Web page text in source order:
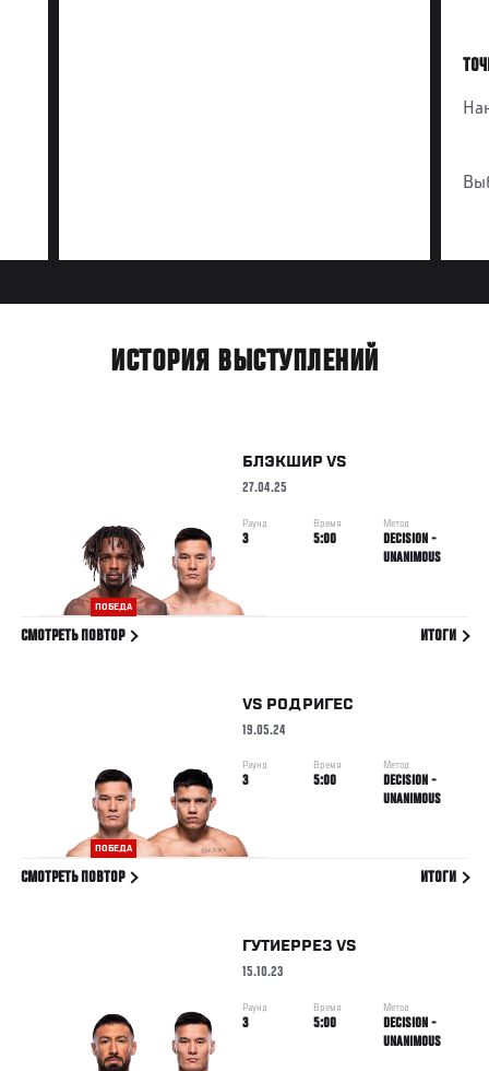
ИСТОРИЯ ВЫСТУПЛЕНИЙ
ПОБЕДА
БЛЭКШИР VS
27.04.25
Раунд
3
Время
5:00
Метод
DECISION -
UNANIMOUS
СМОТРЕТЬ ПОВТОР ИТОГИ
ПОБЕДА
VS РОДРИГЕС
19.05.24
Раунд
3
Время
5:00
Метод
DECISION -
UNANIMOUS
СМОТРЕТЬ ПОВТОР ИТОГИ
ГУТИЕРРЕЗ VS
15.10.23
Раунд
3
Время
5:00
Метод
DECISION -
UNANIMOUS